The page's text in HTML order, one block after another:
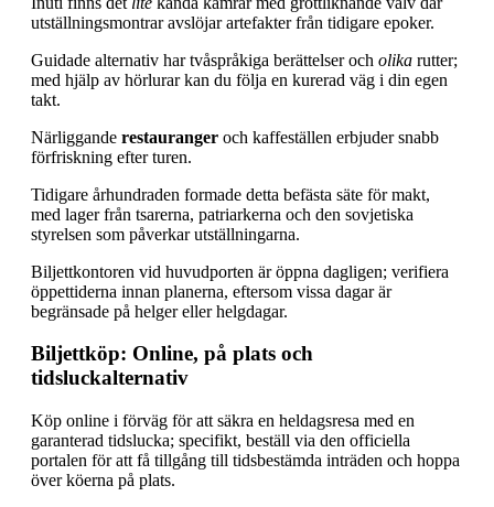
utställningsmontrar avslöjar artefakter från tidigare epoker.
Guidade alternativ har tvåspråkiga berättelser och olika rutter;
med hjälp av hörlurar kan du följa en kurerad väg i din egen
takt.
Närliggande restauranger och kaffeställen erbjuder snabb
förfriskning efter turen.
Tidigare århundraden formade detta befästa säte för makt,
med lager från tsarerna, patriarkerna och den sovjetiska
styrelsen som påverkar utställningarna.
Biljettkontoren vid huvudporten är öppna dagligen; verifiera
öppettiderna innan planerna, eftersom vissa dagar är
begränsade på helger eller helgdagar.
Biljettköp: Online, på plats och
tidsluckalternativ
Köp online i förväg för att säkra en heldagsresa med en
garanterad tidslucka; specifikt, beställ via den officiella
portalen för att få tillgång till tidsbestämda inträden och hoppa
över köerna på plats.